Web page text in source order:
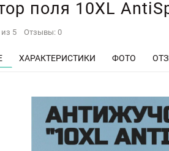
поля 10XL
из 5 Отзывы: 0
ХАРАКТЕРИСТИКИ ФОТО